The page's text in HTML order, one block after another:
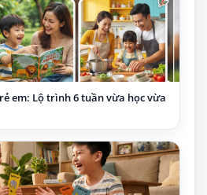
em: Lộ trình 6 tuần vừa học vừa